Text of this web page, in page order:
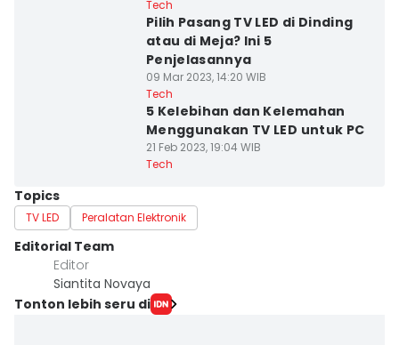
Tech
Pilih Pasang TV LED di Dinding
atau di Meja? Ini 5
Penjelasannya
09 Mar 2023, 14:20 WIB
Tech
5 Kelebihan dan Kelemahan
Menggunakan TV LED untuk PC
21 Feb 2023, 19:04 WIB
Tech
Topics
TV LED Peralatan Elektronik
Editorial Team
Editor
Siantita Novaya
Tonton lebih seru di